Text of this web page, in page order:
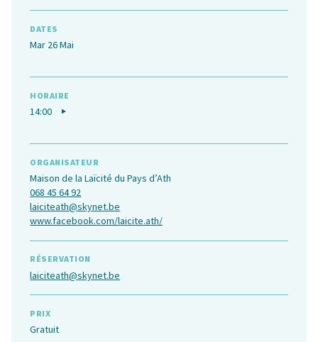
DATES
Mar 26 Mai
HORAIRE
14:00
ORGANISATEUR
Maison de la Laïcité du Pays d’Ath
068 45 64 92
laiciteath@skynet.be
www.facebook.com/laicite.ath/
RÉSERVATION
laiciteath@skynet.be
PRIX
Gratuit